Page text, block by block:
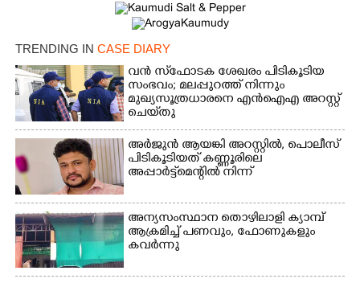
TRENDING IN CASE DIARY
വൻ സ്‌ഫോടക ശേഖരം പിടികൂടിയ
സംഭവം; മലപ്പുറത്ത് നിന്നും
മുഖ്യസൂത്രധാരനെ എൻഐഎ അറസ്റ്റ്
ചെയ്‌തു
അർജുൻ ആയങ്കി അറസ്റ്റിൽ, പൊലീസ്
പിടികൂടിയത് കണ്ണൂരിലെ
അപ്പാർട്ട്‌മെന്റിൽ നിന്ന്
അന്യസംസ്ഥാന തൊഴിലാളി ക്യാമ്പ്
ആക്രമിച്ച് പണവും, ഫോണുകളും
കവർന്നു
Copy Link